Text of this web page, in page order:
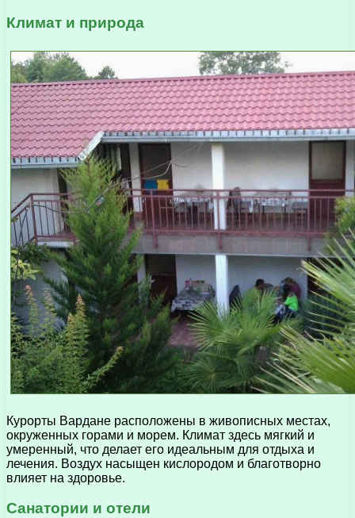
Климат и природа
Курорты Вардане расположены в живописных местах,
окруженных горами и морем. Климат здесь мягкий и
умеренный, что делает его идеальным для отдыха и
лечения. Воздух насыщен кислородом и благотворно
влияет на здоровье.
Санатории и отели